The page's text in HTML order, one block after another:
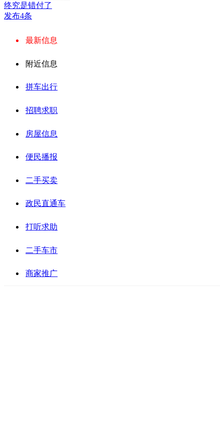
终究是错付了
发布4条
最新信息
附近信息
拼车出行
招聘求职
房屋信息
便民播报
二手买卖
政民直通车
打听求助
二手车市
商家推广